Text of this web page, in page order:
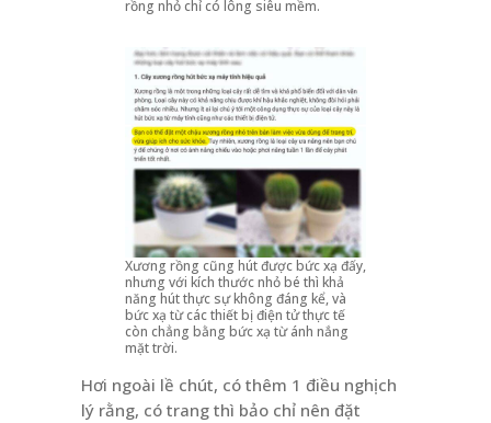
rồng nhỏ chỉ có lông siêu mềm.
Xương rồng cũng hút được bức xạ đấy,
nhưng với kích thước nhỏ bé thì khả
năng hút thực sự không đáng kể, và
bức xạ từ các thiết bị điện tử thực tế
còn chẳng bằng bức xạ từ ánh nắng
mặt trời.
Hơi ngoài lề chút, có thêm 1 điều nghịch
lý rằng, có trang thì bảo chỉ nên đặt